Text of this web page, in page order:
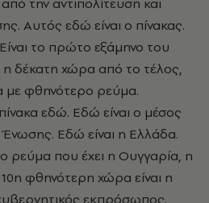
Αυτός εδώ είναι ο πίνακας.
το πρώτο εξάμηνο του
η δέκατη χώρα από το τέλος,
φθηνότερο ρεύμα.
εδώ. Εδώ είναι ο μέσος
Εδώ είναι η Ελλάδα.
ρεύμα που έχει η Ουγγαρία, η
φθηνότερη χώρα είναι η
εκπρόσωπος.